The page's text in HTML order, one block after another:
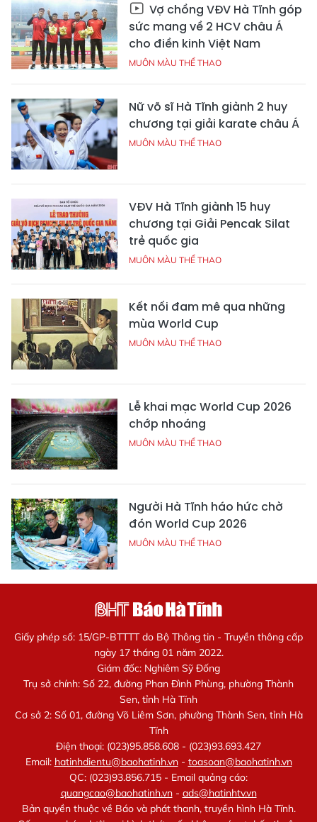
Vợ chồng VĐV Hà Tĩnh góp
sức mang về 2 HCV châu Á
cho điền kinh Việt Nam
MUÔN MÀU THỂ THAO
Nữ võ sĩ Hà Tĩnh giành 2 huy
chương tại giải karate châu Á
MUÔN MÀU THỂ THAO
VĐV Hà Tĩnh giành 15 huy
chương tại Giải Pencak Silat
trẻ quốc gia
MUÔN MÀU THỂ THAO
Kết nối đam mê qua những
mùa World Cup
MUÔN MÀU THỂ THAO
Lễ khai mạc World Cup 2026
chớp nhoáng
MUÔN MÀU THỂ THAO
Người Hà Tĩnh háo hức chờ
đón World Cup 2026
MUÔN MÀU THỂ THAO
Giấy phép số: 15/GP-BTTTT do Bộ Thông tin - Truyền thông cấp
ngày 17 tháng 01 năm 2022.
Giám đốc: Nghiêm Sỹ Đống
Trụ sở chính: Số 22, đường Phan Đình Phùng, phường Thành
Sen, tỉnh Hà Tĩnh
Cơ sở 2: Số 01, đường Võ Liêm Sơn, phường Thành Sen, tỉnh Hà
Tĩnh
Điện thoại: (023)95.858.608 - (023)93.693.427
Email: hatinhdientu@baohatinh.vn- toasoan@baohatinh.vn
QC: (023)93.856.715 - Email quảng cáo:
quangcao@baohatinh.vn- ads@hatinhtv.vn
Bản quyền thuộc về Báo và phát thanh, truyền hình Hà Tĩnh.